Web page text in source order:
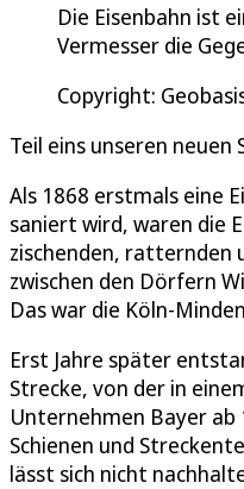
Die Eisenbahn ist
Vermesser die
Copyright:
Teil eins unseren
Als 1868 erstmals eine
saniert wird, waren die
zischenden, ratternden
zwischen den Dörfern
Das war die Köln-
Erst Jahre später
Strecke, von der in
Unternehmen Bayer
Schienen und
lässt sich nicht